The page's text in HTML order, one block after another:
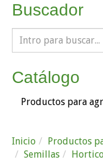
Buscador
Catálogo
Productos para
Inicio
Productos
Semillas